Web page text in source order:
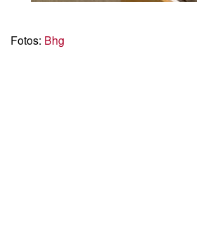
Fotos: Bhg